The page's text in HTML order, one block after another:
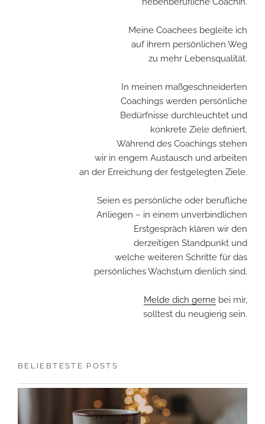
Meine Coachees begleite ich
auf ihrem persönlichen Weg
zu mehr Lebensqualität.
In meinen maßgeschneiderten
Coachings werden persönliche
Bedürfnisse durchleuchtet und
konkrete Ziele definiert.
Während des Coachings stehen
wir in engem Austausch und arbeiten
an der Erreichung der festgelegten Ziele.
Seien es persönliche oder berufliche
Anliegen – in einem unverbindlichen
Erstgespräch klären wir den
derzeitigen Standpunkt und
welche weiteren Schritte für das
persönliches Wachstum dienlich sind.
Melde dich gerne bei mir,
solltest du neugierig sein.
BELIEBTESTE POSTS